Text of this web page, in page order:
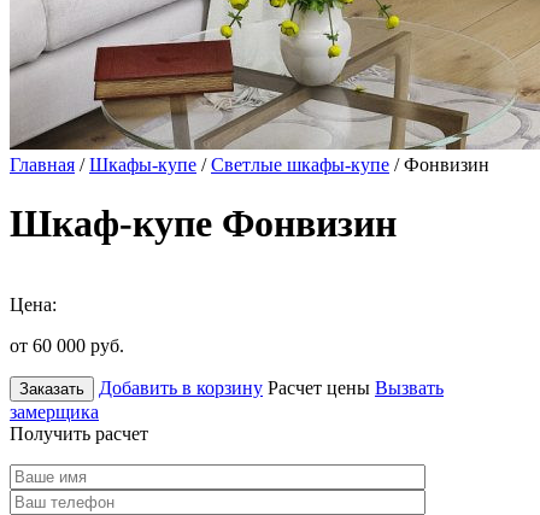
Главная /Шкафы-купе /Светлые шкафы-купе / Фонвизин
Шкаф-купе Фонвизин
Цена:
от 60 000 руб.
Заказать Добавить в корзину Расчет цены Вызвать
замерщика
Получить расчет